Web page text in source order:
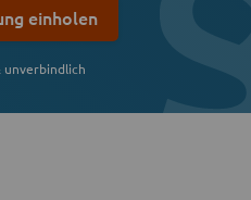
einholen
unverbindlich